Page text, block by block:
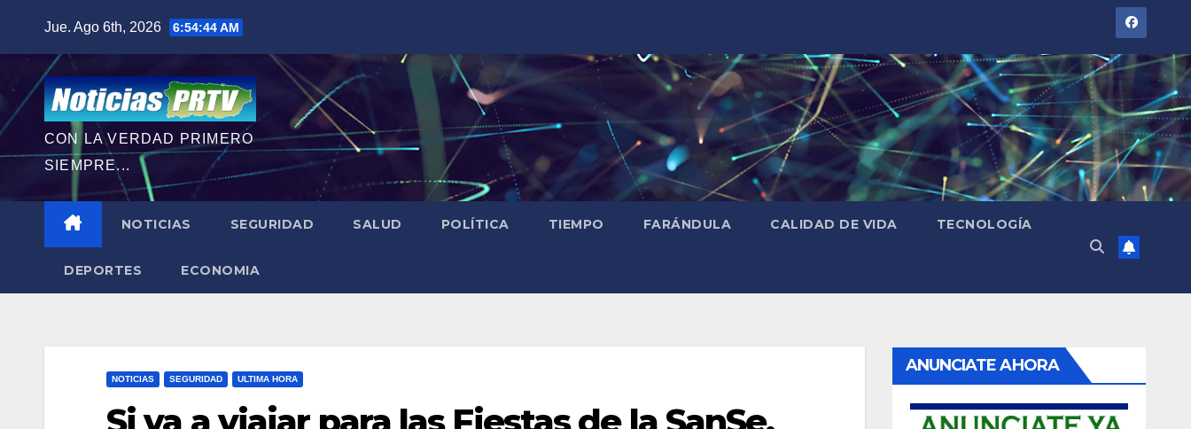
contenido
Jue. Ago 6th, 2026 6:54:46 AM
CON LA VERDAD PRIMERO
SIEMPRE...
NOTICIAS SEGURIDAD SALUD POLÍTICA TIEMPO FARÁNDULA CALIDAD DE VIDA TECNOLOGÍA
DEPORTES ECONOMIA
NOTICIAS SEGURIDAD ULTIMA HORA
ANUNCIATE AHORA